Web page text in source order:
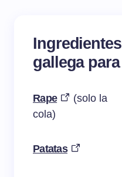
gallega
Rape
(solo la
cola)
Patatas